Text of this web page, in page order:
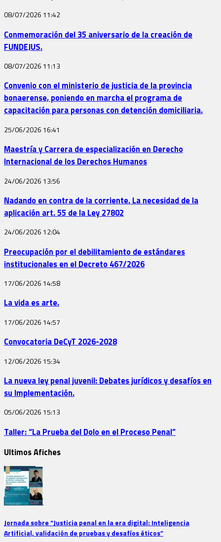
08/07/2026 11:42
Conmemoración del 35 aniversario de la creación de
FUNDEJUS.
08/07/2026 11:13
Convenio con el ministerio de justicia de la provincia
bonaerense, poniendo en marcha el programa de
capacitación para personas con detención domiciliaria.
25/06/2026 16:41
Maestría y Carrera de especialización en Derecho
Internacional de los Derechos Humanos
24/06/2026 13:56
Nadando en contra de la corriente. La necesidad de la
aplicación art. 55 de la Ley 27802
24/06/2026 12:04
Preocupación por el debilitamiento de estándares
institucionales en el Decreto 467/2026
17/06/2026 14:58
La vida es arte.
17/06/2026 14:57
Convocatoria DeCyT 2026-2028
12/06/2026 15:34
La nueva ley penal juvenil: Debates jurídicos y desafíos en
su Implementación.
05/06/2026 15:13
Taller: “La Prueba del Dolo en el Proceso Penal”
Ultimos Afiches
Jornada sobre “Justicia penal en la era digital: Inteligencia
Artificial, validación de pruebas y desafíos éticos”